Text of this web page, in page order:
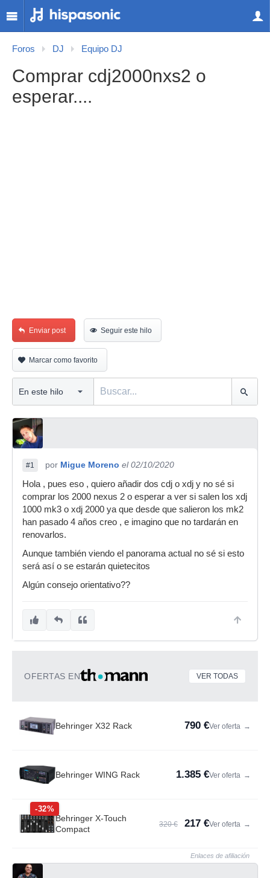
Foros DJ Equipo DJ
Comprar cdj2000nxs2 o
esperar....
Enviar post Seguir este hilo
Marcar como favorito
#1 por Migue Moreno el 02/10/2020
Hola , pues eso , quiero añadir dos cdj o xdj y no sé si
comprar los 2000 nexus 2 o esperar a ver si salen los xdj
1000 mk3 o xdj 2000 ya que desde que salieron los mk2
han pasado 4 años creo , e imagino que no tardarán en
renovarlos.
Aunque también viendo el panorama actual no sé si esto
será así o se estarán quietecitos
Algún consejo orientativo??
OFERTAS EN VER TODAS
Behringer X32 Rack 790 €Ver oferta →
Behringer WING Rack 1.385 €Ver oferta →
-32%
Behringer X-Touch
Compact
320 € 217 €Ver oferta →
Enlaces de afiliación